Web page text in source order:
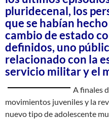
pluridecenal, los
que se habían
cambio de estado
definidos, uno
relacionado con la
servicio militar y el
A finales
movimientos juveniles y la
nuevo tipo de adolescente